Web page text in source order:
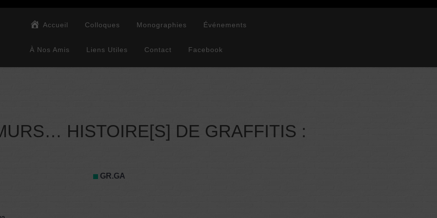
Accueil Colloques Monographies Événements
À Nos Amis Liens Utiles Contact Facebook
HISTOIRE[S] DE GRAFFITIS :
GR.GA